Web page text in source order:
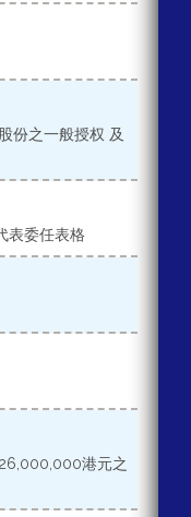
份之一般授权 及
表委任表格
港元之